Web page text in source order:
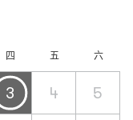
四 五 六
3 4 5